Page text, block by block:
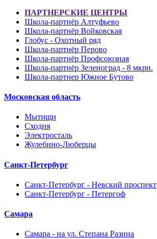
ПАРТНЕРСКИЕ ЦЕНТРЫ
Школа-партнёр Алтуфьево
Школа-партнёр Войковская
Глобус - Охотный ряд
Школа-партнёр Перово
Школа-партнёр Профсоюзная
Школа-партнёр Зеленоград - 8 мкрн.
Школа-партнер Южное Бутово
Московская область
Мытищи
Сходня
Электросталь
Жулебино-Люберцы
Санкт-Петербург
Санкт-Петербург - Невский проспект
Санкт-Петербург - Петергоф
Самара
Самара - на ул. Степана Разина